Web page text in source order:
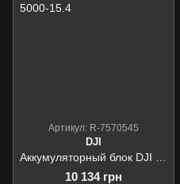
Артикул: R-7570545
DJI
10 134 грн